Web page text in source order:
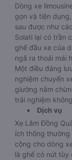
Dòng xe
gọn và tiện
sau được như
Solati lại có trần
ghế đầu xe của
ngã ra thoải mái
Một điều đáng
nghiệm chuyến
giường nằm
trải nghiệm
Dịch vụ
Xe Lâm Đồng
ích thông
cộng cho dòng
là ghế có nút tùy